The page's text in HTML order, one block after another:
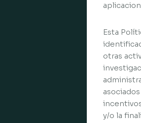
Esta
otras
y/o la